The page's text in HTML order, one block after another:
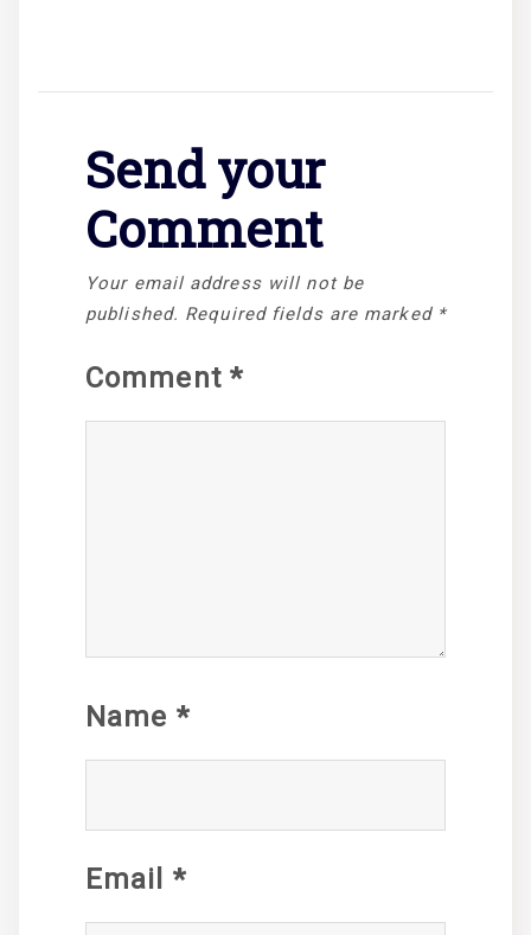
Send your
Comment
Your email address will not be
published. Required fields are marked *
Comment *
Name *
Email *